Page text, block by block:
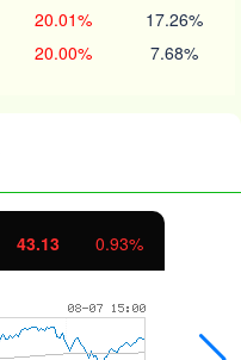
20.01% 17.26%
20.00% 7.68%
43.13 0.93%